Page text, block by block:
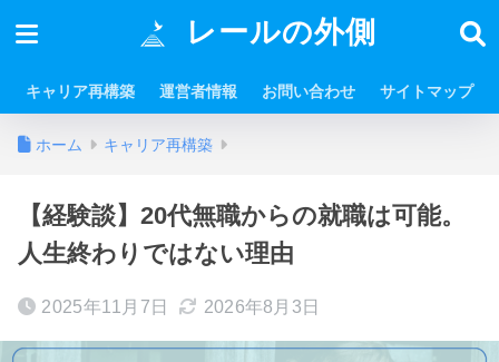
レールの外側
キャリア再構築 運営者情報 お問い合わせ サイトマップ
ホーム キャリア再構築
【経験談】20代無職からの就職は可能。
人生終わりではない理由
2025年11月7日 2026年8月3日